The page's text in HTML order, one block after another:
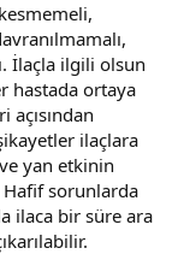
İlaçla ilgili olsun
hastada ortaya
ilaçlara
yan etkinin
sorunlarda
ilaca bir süre ara